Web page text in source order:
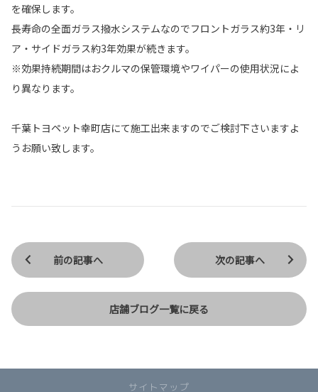
を確保します。
長寿命の全面ガラス撥水システムなのでフロントガラス約3年・リ
ア・サイドガラス約3年効果が続きます。
※効果持続期間はおクルマの保管環境やワイパーの使用状況によ
り異なります。
千葉トヨペット幸町店にて施工出来ますのでご検討下さいますよ
うお願い致します。
前の記事へ
店舗ブログ一覧に戻る
次の記事へ
サイトマップ